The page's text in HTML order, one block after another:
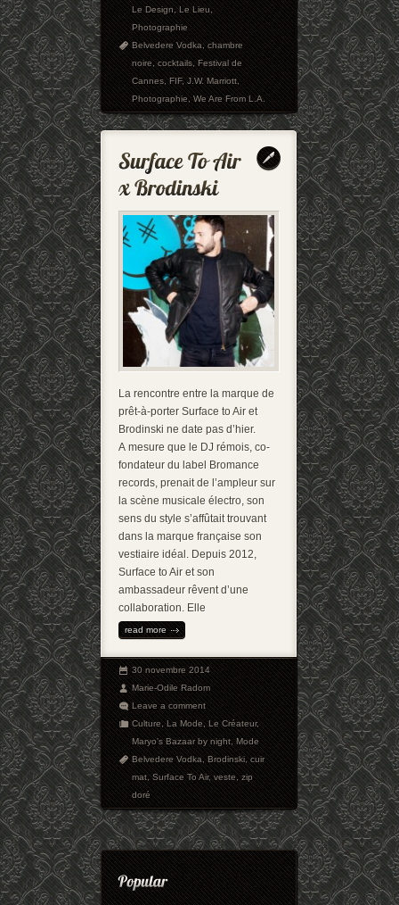
Le Design,Le Lieu,
Photographie
Belvedere Vodka,chambre
noire,cocktails,Festival de
Cannes,FIF,J.W. Marriott,
Photographie,We Are From L.A.
La rencontre entre la marque de
prêt-à-porter Surface to Air et
Brodinski ne date pas d’hier.
A mesure que le DJ rémois, co-
fondateur du label Bromance
records, prenait de l’ampleur sur
la scène musicale électro, son
sens du style s’affûtait trouvant
dans la marque française son
vestiaire idéal. Depuis 2012,
Surface to Air et son
ambassadeur rêvent d’une
collaboration. Elle
read more
30 novembre 2014
Marie-Odile Radom
Leave a comment
Culture,La Mode,Le Créateur,
Maryo's Bazaar by night,Mode
Belvedere Vodka,Brodinski,cuir
mat,Surface To Air,veste,zip
doré